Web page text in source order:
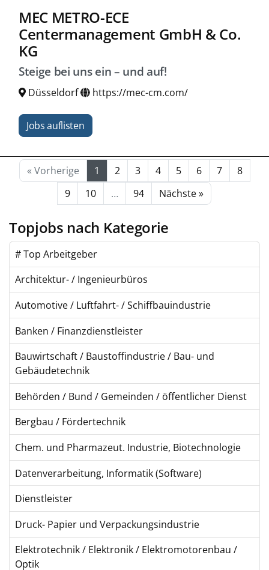
MEC METRO-ECE
Centermanagement GmbH & Co.
KG
Steige bei uns ein – und auf!
Düsseldorf https://mec-cm.com/
Jobs auflisten
« Vorherige 1 2 3 4 5 6 7
8
9
10 … 94 Nächste »
Topjobs nach Kategorie
# Top Arbeitgeber
Architektur- / Ingenieurbüros
Automotive / Luftfahrt- / Schiffbauindustrie
Banken / Finanzdienstleister
Bauwirtschaft / Baustoffindustrie / Bau- und
Gebäudetechnik
Behörden / Bund / Gemeinden / öffentlicher Dienst
Bergbau / Fördertechnik
Chem. und Pharmazeut. Industrie, Biotechnologie
Datenverarbeitung, Informatik (Software)
Dienstleister
Druck- Papier und Verpackungsindustrie
Elektrotechnik / Elektronik / Elektromotorenbau /
Optik